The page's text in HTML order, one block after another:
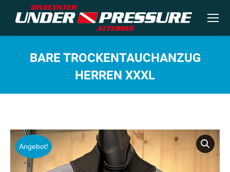
BARE TROCKENTAUCHANZUG
HERREN XXXL
Angebot!